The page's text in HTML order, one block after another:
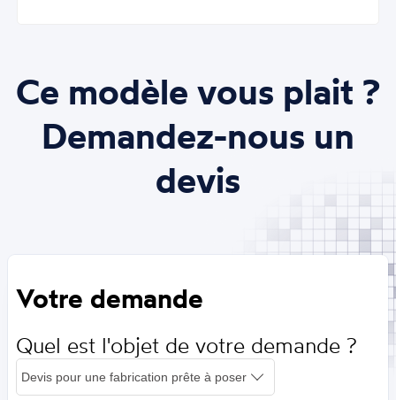
Ce modèle vous plait ?
Demandez-nous un
devis
Votre demande
Quel est l'objet de votre demande ?